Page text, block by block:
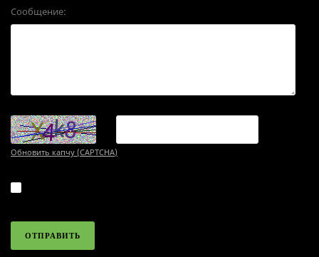
Сообщение:
Обновить капчу (CAPTCHA)